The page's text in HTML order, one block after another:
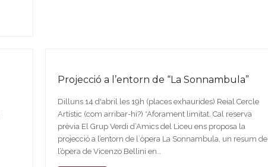
Projecció a l’entorn de “La Sonnambula”
Dilluns 14 d'abril les 19h (places exhaurides) Reial Cercle
Artístic (com arribar-hi?) *Aforament limitat. Cal reserva
prèvia El Grup Verdi d’Amics del Liceu ens proposa la
projecció a l’entorn de l`òpera La Sonnambula, un resum de
l’òpera de Vicenzo Bellini en…